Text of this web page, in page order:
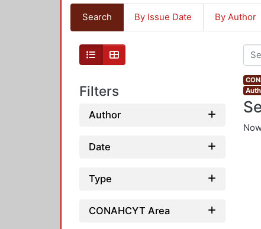
Search By Issue Date By Author
Filters
Author
Date
Type
CONAHCYT Area